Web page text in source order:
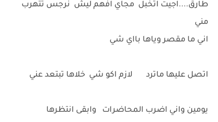
طارق....اجيت اتخبل مجاي افهم ليش نرجس تتهرب
مني
اني ما مقصر وياها بااي شي
اتصل عليها ماترد لازم اكو شي خلاها تبتعد عني
يومين واني اضرب المحاضرات وابقى انتظرها